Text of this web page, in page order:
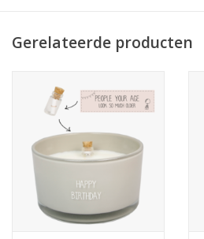
Een zachte en lichte geur dat jouw
muskus.
- Tot 45% langere brandtijd
Stoten geen roet af
Betere geurverspreiding
Gerelateerde producten